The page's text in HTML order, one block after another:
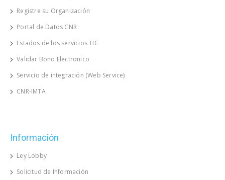
Registre su Organización
Portal de Datos CNR
Estados de los servicios TIC
Validar Bono Electronico
Servicio de integración (Web Service)
CNR-IMTA
Información
Ley Lobby
Solicitud de Información